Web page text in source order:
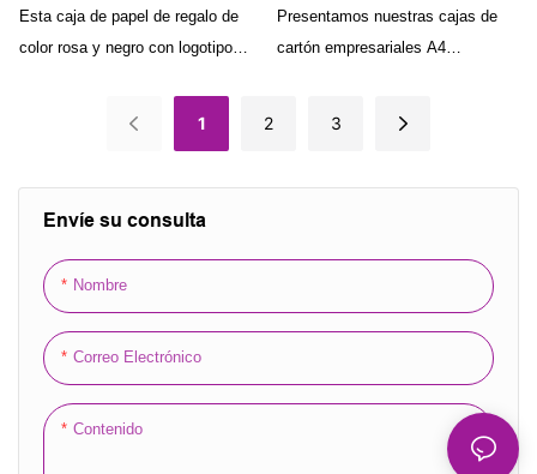
Envíe su consulta
Nombre
Correo Electrónico
Contenido
personalizado de calidad,
cajas de papel de regalo
embalaje magnético con
forma rectangular
Esta caja de papel de regalo de
color rosa y negro con logotipo
rectangular y el detalle de la cinta
añaden un toque de elegancia a
cualquier regalo, convirtiéndolo en
la elección perfecta para cualquier
ocasión especial.
personalizadas, envío de
gran tamaño, carga,
entrega negro con
Presentamos nuestras cajas de
cartón empresariales A4
para mudanzas, embalaje y
1 2 3